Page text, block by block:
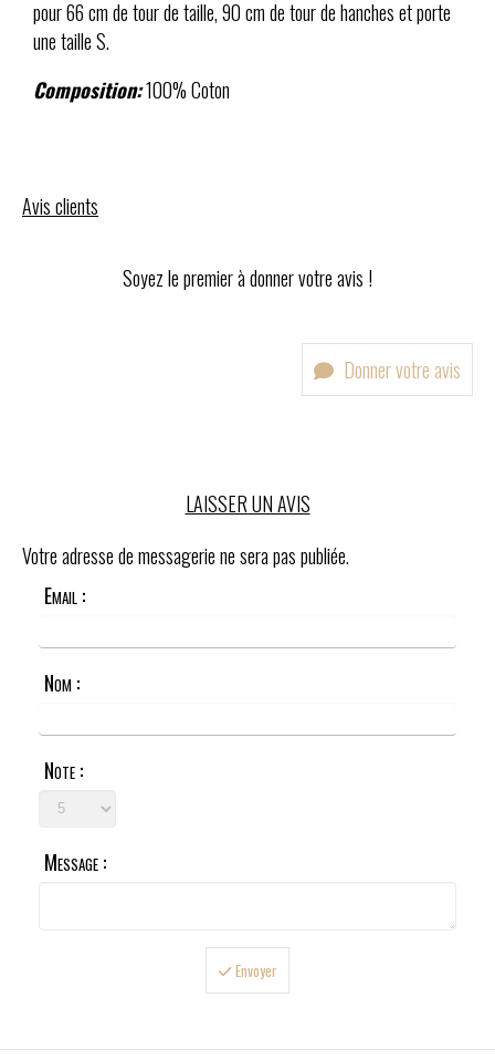
pour 66 cm de tour de taille, 90 cm de tour de hanches et porte
une taille S.
Composition:100% Coton
Avis clients
Soyez le premier à donner votre avis !
Donner votre avis
LAISSER UN AVIS
Votre adresse de messagerie ne sera pas publiée.
Email :
Nom :
Note :
Message :
Envoyer